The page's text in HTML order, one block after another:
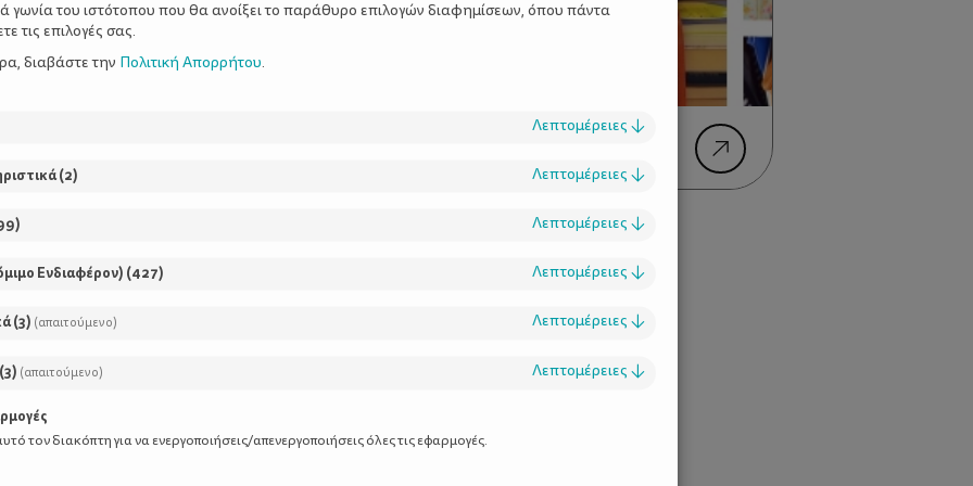
8+1 απλά
Δοκιμασμένα Tips Οργάνωσης Από Ένα
γωνία του ιστότοπου που θα ανοίξει το παράθυρο επιλογών διαφημίσεων, όπου πάντα
τις επιλογές σας.
διαβάστε την Πολιτική Απορρήτου.
Λεπτομέρειες ↓
(2) Λεπτομέρειες ↓
) Λεπτομέρειες ↓
Ενδιαφέρον) (427) Λεπτομέρειες ↓
(3) (απαιτούμενο) Λεπτομέρειες ↓
(3) (απαιτούμενο) Λεπτομέρειες ↓
τον διακόπτη για να ενεργοποιήσεις/απενεργοποιήσεις όλες τις εφαρμογές.